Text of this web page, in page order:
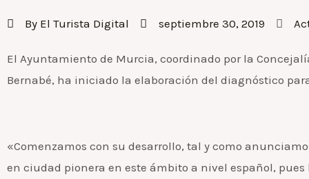
By El Turista Digital septiembre 30, 2019
El Ayuntamiento de Murcia, coordinado por la
Bernabé, ha iniciado la elaboración del diagnóstico
«Comenzamos con su desarrollo, tal y como
en ciudad pionera en este ámbito a nivel español,